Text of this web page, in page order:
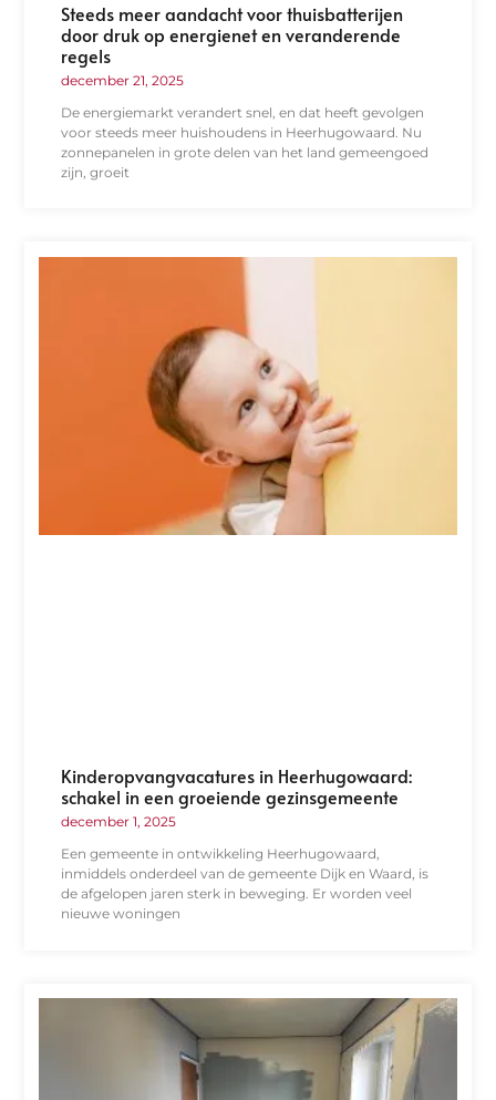
Steeds meer aandacht voor thuisbatterijen
door druk op energienet en veranderende
regels
december 21, 2025
De energiemarkt verandert snel, en dat heeft gevolgen
voor steeds meer huishoudens in Heerhugowaard. Nu
zonnepanelen in grote delen van het land gemeengoed
zijn, groeit
Kinderopvangvacatures in Heerhugowaard:
schakel in een groeiende gezinsgemeente
december 1, 2025
Een gemeente in ontwikkeling Heerhugowaard,
inmiddels onderdeel van de gemeente Dijk en Waard, is
de afgelopen jaren sterk in beweging. Er worden veel
nieuwe woningen